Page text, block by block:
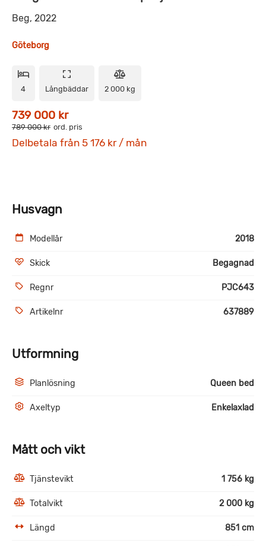
Beg, 2022
Göteborg
4 Långbäddar 2 000 kg
739 000 kr
789 000 kr ord. pris
Delbetala från 5 176 kr / mån
Husvagn
Modellår 2018
Skick Begagnad
Regnr PJC643
Artikelnr 637889
Utformning
Planlösning Queen bed
Axeltyp Enkelaxlad
Mått och vikt
Tjänstevikt 1 756 kg
Totalvikt 2 000 kg
Längd 851 cm